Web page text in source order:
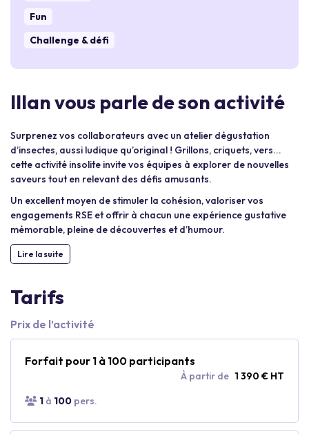
Fun
Challenge & défi
Illan vous parle de son activité
Surprenez vos collaborateurs avec un atelier dégustation
d’insectes, aussi ludique qu’original ! Grillons, criquets, vers...
cette activité insolite invite vos équipes à explorer de nouvelles
saveurs tout en relevant des défis amusants.
Un excellent moyen de stimuler la cohésion, valoriser vos
engagements RSE et offrir à chacun une expérience gustative
mémorable, pleine de découvertes et d’humour.
Lire la suite
Tarifs
Prix de l’activité
Forfait pour 1 à 100 participants
À partir de 1 390 € HT
1 à 100 pers.